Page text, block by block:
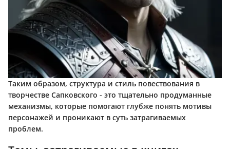
Таким образом, структура и стиль повествования в
творчестве Сапковского - это тщательно продуманные
механизмы, которые помогают глубже понять мотивы
персонажей и проникают в суть затрагиваемых
проблем.